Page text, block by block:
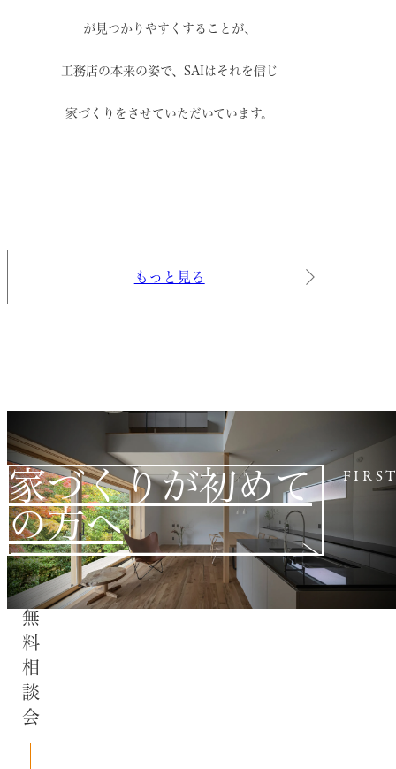
が見つかりやすくすることが、
工務店の本来の姿で、 SAIはそれを信じ
家づくりをさせていただいています。
もっと見る
家づくりが初めて
の方へ
無料相談会